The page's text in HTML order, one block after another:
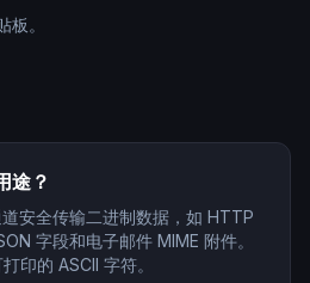
板。
途？
安全传输二进制数据，如 HTTP
字段和电子邮件 MIME 附件。
印的 ASCII 字符。